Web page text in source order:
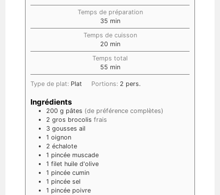
Temps de préparation
35 min
Temps de cuisson
20 min
Temps total
55 min
Type de plat: Plat Portions: 2 pers.
Ingrédients
200 g pâtes (de préférence complètes)
2 gros brocolis frais
3 gousses ail
1 oignon
2 échalote
1 pincée muscade
1 filet huile d'olive
1 pincée cumin
1 pincée sel
1 pincée poivre